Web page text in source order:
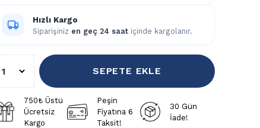
Hızlı Kargo
Siparişiniz en geç 24 saat içinde kargolanır.
SEPETE EKLE
750₺ Üstü
Ücretsiz
Kargo
Peşin
Fiyatına 6
Taksit!
30 Gün
İade!